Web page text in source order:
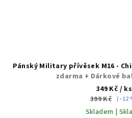
Pánský Military přívěsek M16 -
zdarma + Dárkové
349 Kč / ks
399 Kč (–12
Skladem |